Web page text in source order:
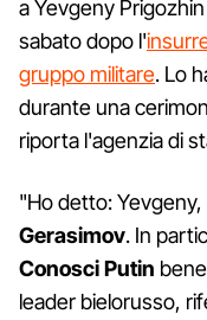
a Yevgeny
sabato dopo l'
gruppo militare. Lo
durante una
riporta l'agenzia di
"Ho detto: Yevgeny,
Gerasimov. In
Conosci Putin
leader bielorusso,